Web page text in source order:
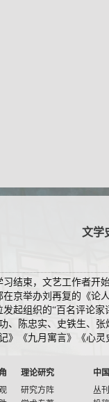
文学
习结束，文艺工作者开
在京举办刘再复的《论
起组织的“百名评论
、陈忠实、史铁生、
》《九月寓言》《心
理论研究
研究方阵
中
丛